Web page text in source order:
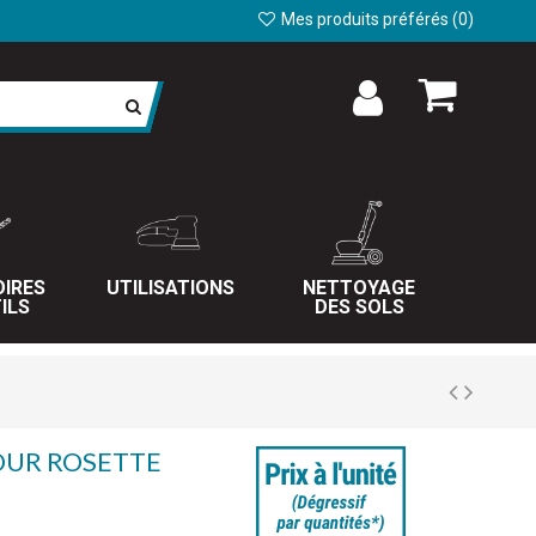
Mes produits préférés (0)
UTILISATIONS
NETTOYAGE
DES SOLS
ROSETTE